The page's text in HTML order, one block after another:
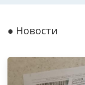
● Новости